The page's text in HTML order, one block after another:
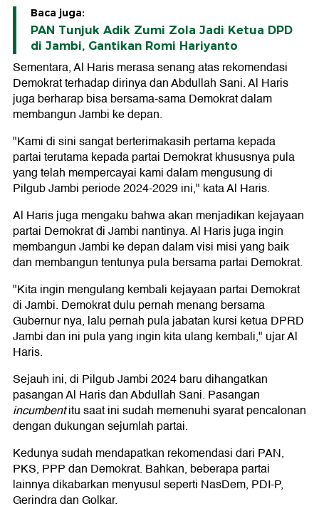
Baca juga:
PAN Tunjuk Adik Zumi Zola Jadi Ketua DPD
di Jambi, Gantikan Romi Hariyanto
Sementara, Al Haris merasa senang atas rekomendasi
Demokrat terhadap dirinya dan Abdullah Sani. Al Haris
juga berharap bisa bersama-sama Demokrat dalam
membangun Jambi ke depan.
"Kami di sini sangat berterimakasih pertama kepada
partai terutama kepada partai Demokrat khususnya pula
yang telah mempercayai kami dalam mengusung di
Pilgub Jambi periode 2024-2029 ini," kata Al Haris.
Al Haris juga mengaku bahwa akan menjadikan kejayaan
partai Demokrat di Jambi nantinya. Al Haris juga ingin
membangun Jambi ke depan dalam visi misi yang baik
dan membangun tentunya pula bersama partai Demokrat.
"Kita ingin mengulang kembali kejayaan partai Demokrat
di Jambi. Demokrat dulu pernah menang bersama
Gubernur nya, lalu pernah pula jabatan kursi ketua DPRD
Jambi dan ini pula yang ingin kita ulang kembali," ujar Al
Haris.
Sejauh ini, di Pilgub Jambi 2024 baru dihangatkan
pasangan Al Haris dan Abdullah Sani. Pasangan
incumbentitu saat ini sudah memenuhi syarat pencalonan
dengan dukungan sejumlah partai.
Kedunya sudah mendapatkan rekomendasi dari PAN,
PKS, PPP dan Demokrat. Bahkan, beberapa partai
lainnya dikabarkan menyusul seperti NasDem, PDI-P,
Gerindra dan Golkar.